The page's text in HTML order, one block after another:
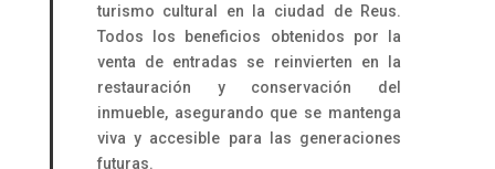
turismo cultural en la ciudad de Reus.
Todos los beneficios obtenidos por la
venta de entradas se reinvierten en la
restauración y conservación del
inmueble, asegurando que se mantenga
viva y accesible para las generaciones
futuras.